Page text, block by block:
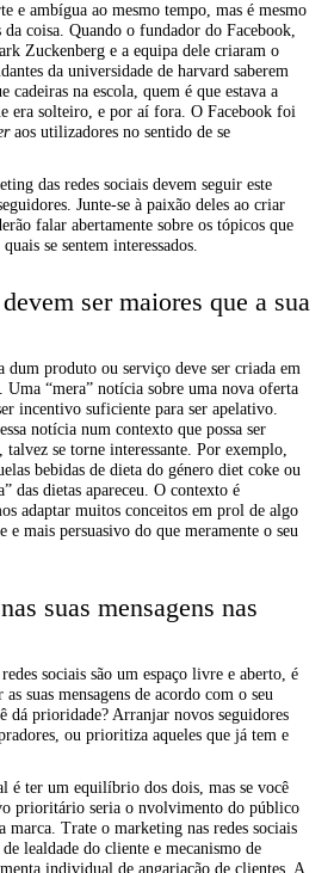
e ambígua ao mesmo tempo, mas é mesmo
coisa. Quando o fundador do Facebook,
Zuckenberg e a equipa dele criaram o
da universidade de harvard saberem
cadeiras na escola, quem é que estava a
era solteiro, e por aí fora. O Facebook foi
aos utilizadores no sentido de se
das redes sociais devem seguir este
Junte-se à paixão deles ao criar
falar abertamente sobre os tópicos que
se sentem interessados.
ser maiores que a sua
dum produto ou serviço deve ser criada em
“mera” notícia sobre uma nova oferta
incentivo suficiente para ser apelativo.
notícia num contexto que possa ser
se torne interessante. Por exemplo,
bebidas de dieta do género diet coke ou
das dietas apareceu. O contexto é
adaptar muitos conceitos em prol de algo
e mais persuasivo do que meramente o seu
suas mensagens nas
sociais são um espaço livre e aberto, é
as suas mensagens de acordo com o seu
dá prioridade? Arranjar novos seguidores
ou prioritiza aqueles que já tem e
é ter um equilíbrio dos dois, mas se você
prioritário seria o nvolvimento do público
marca. Trate o marketing nas redes sociais
lealdade do cliente e mecanismo de
individual de angariação de clientes. A